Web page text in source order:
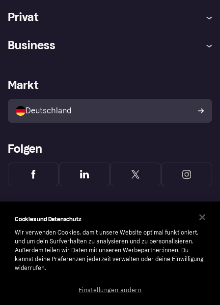
Privat
Klarna App
Shops entdecken
Käuferschutzrichtlinie
Dein Widerrufsrecht
Business
Händlerportal
Markt
Deutschland
Folgen
Cookies und Datenschutz
Wir verwenden Cookies, damit unsere Website optimal funktioniert,
und um dein Surfverhalten zu analysieren und zu personalisieren.
Außerdem teilen wir Daten mit unseren Werbepartner:innen. Du
kannst deine Präferenzen jederzeit verwalten oder deine Einwilligung
widerrufen.
Einstellungen ändern